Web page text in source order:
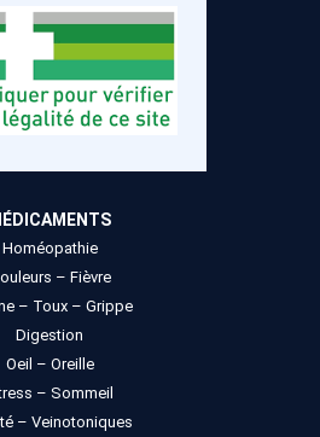
Homéopathie
– Fièvre
– Toux – Grippe
Digestion
Oeil – Oreille
– Sommeil
– Veinotoniques